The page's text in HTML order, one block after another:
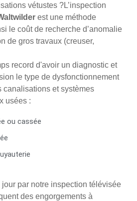
vétustes ?L’inspection
est une méthode
le coût de recherche d’anomalie
de gros travaux (creuser,
record d'avoir un diagnostic et
le type de dysfonctionnement
canalisations et systèmes
usées :
ou cassée
par notre inspection télévisée
des engorgements à